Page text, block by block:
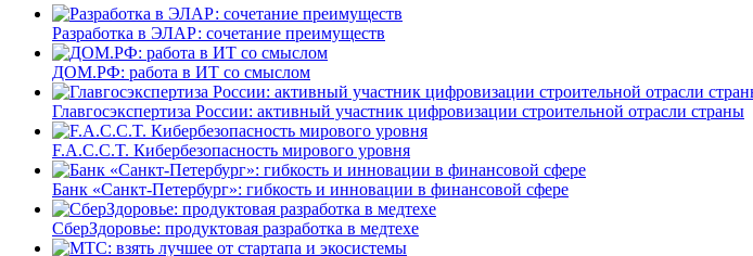
Разработка в ЭЛАР: сочетание преимуществ
ДОМ.РФ: работа в ИТ со смыслом
Главгосэкспертиза России: активный участник цифровизации строительной отрасли страны
F.A.C.C.T. Кибербезопасность мирового уровня
Банк «Санкт-Петербург»: гибкость и инновации в финансовой сфере
СберЗдоровье: продуктовая разработка в медтехе